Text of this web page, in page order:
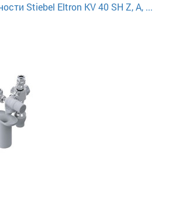
Stiebel Eltron KV 40 SH Z, A, ...